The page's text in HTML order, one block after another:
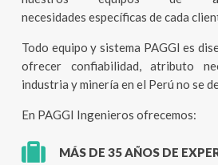
necesidades específicas de cada
Todo equipo y sistema PAGGI es
ofrecer confiabilidad, atributo
industria y minería en el Perú no se
En PAGGI Ingenieros ofrecemos:
 MÁS DE 35 AÑOS DE